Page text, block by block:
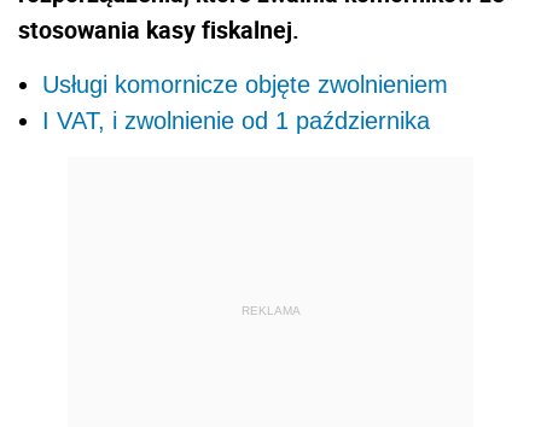
stosowania kasy fiskalnej.
Usługi komornicze objęte zwolnieniem
I VAT, i zwolnienie od 1 października
REKLAMA